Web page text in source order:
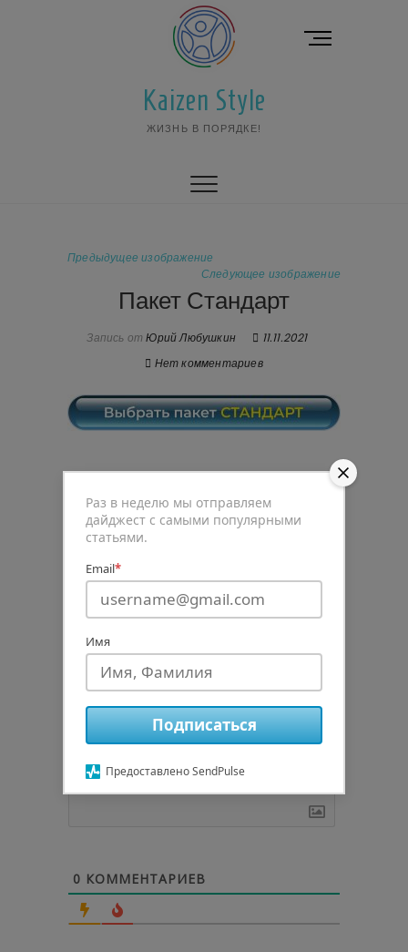
Kaizen Style
ЖИЗНЬ В ПОРЯДКЕ!
К
Предыдущее изображение
Следующее изображение
Пакет Стандарт
Запись от Юрий Любушкин
11.11.2021
Нет комментариев
0
Подписаться
0 КОММЕНТАРИЕВ
Раз в неделю мы отправляем
дайджест с самыми популярными
статьями.
Email*
Имя
Подписаться
Предоставлено SendPulse